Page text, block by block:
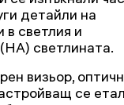
детайли на
в светлия и
светлината.
визьор,
се